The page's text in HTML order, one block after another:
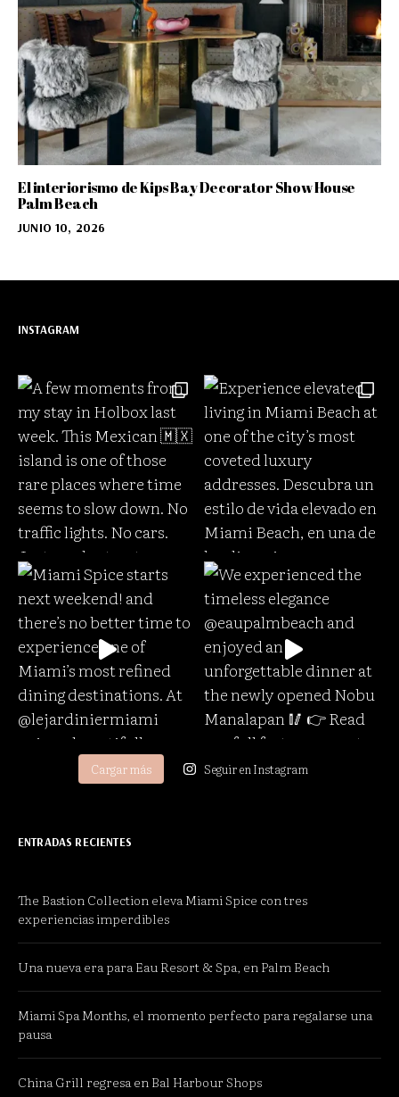
El interiorismo de Kips Bay Decorator Show House
Palm Beach
JUNIO 10, 2026
INSTAGRAM
Cargar más Seguir en Instagram
ENTRADAS RECIENTES
The Bastion Collection eleva Miami Spice con tres
experiencias imperdibles
Una nueva era para Eau Resort & Spa, en Palm Beach
Miami Spa Months, el momento perfecto para regalarse una
pausa
China Grill regresa en Bal Harbour Shops